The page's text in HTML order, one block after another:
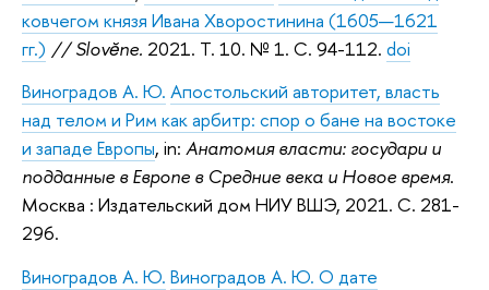
ковчегом князя Ивана Хворостинина (1605—1621
гг.) // Slovĕne. 2021. Т. 10. № 1. C. 94-112. doi
Виноградов А. Ю. Апостольский авторитет, власть
над телом и Рим как арбитр: спор о бане на востоке
и западе Европы, in: Анатомия власти: государи и
подданные в Европе в Средние века и Новое время.
Москва : Издательский дом НИУ ВШЭ, 2021. С. 281-
296.
Виноградов А. Ю. Виноградов А. Ю. О дате